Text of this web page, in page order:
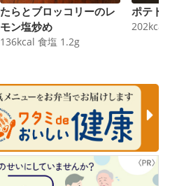
たらとブロッコリーのレ
モン塩炒め
136kcal 食塩 1.2g
ポテト
202kcal